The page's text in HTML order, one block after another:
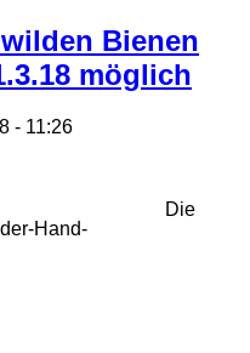
Bienen
möglich
- 11:26
Die